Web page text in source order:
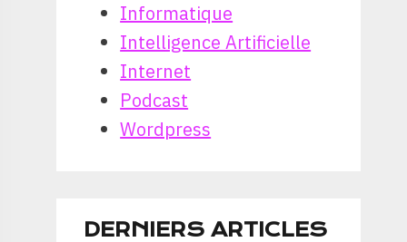
Informatique
Intelligence Artificielle
Internet
Podcast
Wordpress
DERNIERS ARTICLES